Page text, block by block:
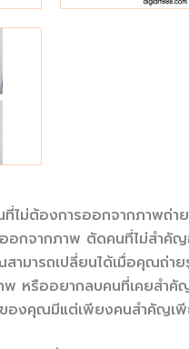
ไม่ต้องการออกจากภาพถ่
ออกจากภาพ ตัดคนที่ไม่สำ
มารถเปลี่ยนได้เมื่อคุณถ่าย
พ หรืออยากลบคนที่เคยสำคั
องคุณมีแต่เพียงคนสำคัญเพี